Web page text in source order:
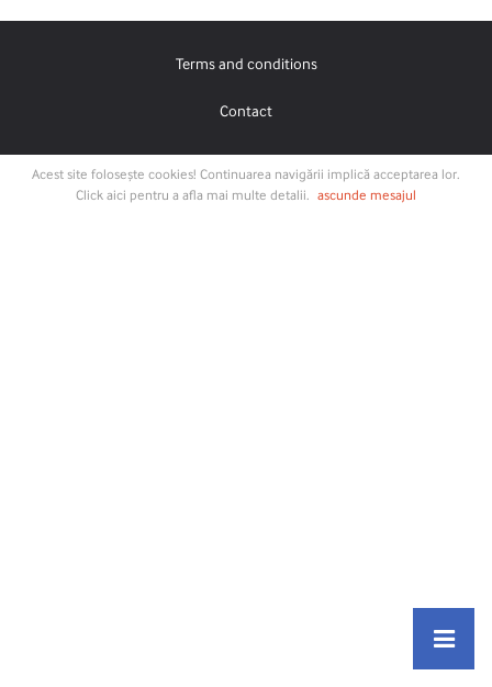
Terms and conditions
Contact
Acest site folosește cookies! Continuarea navigării implică acceptarea lor.
Click aici pentru a afla mai multe detalii. ascunde mesajul